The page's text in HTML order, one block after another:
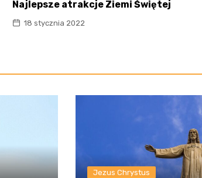
Najlepsze atrakcje Ziemi Świętej
18 stycznia 2022
Jezus Chrystus